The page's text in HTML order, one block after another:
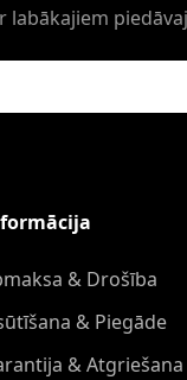
labākajiem
& Drošība
& Piegāde
& Atgriešana